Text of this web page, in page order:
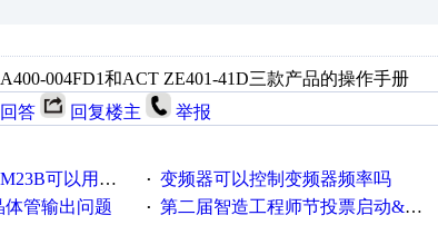
004FD1和ACT ZE401-41D三款产品的操作手册
答 回复楼主 举报
替换吗？ · 变频器可以控制变频器频率吗
体管输出问题 · 第二届智造工程师节投票启动&周周有礼！